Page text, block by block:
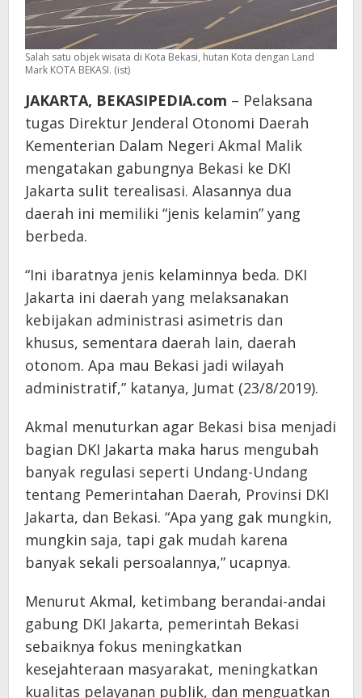
Salah satu objek wisata di Kota Bekasi, hutan Kota dengan Land
Mark KOTA BEKASI. (ist)
JAKARTA, BEKASIPEDIA.com – Pelaksana
tugas Direktur Jenderal Otonomi Daerah
Kementerian Dalam Negeri Akmal Malik
mengatakan gabungnya Bekasi ke DKI
Jakarta sulit terealisasi. Alasannya dua
daerah ini memiliki “jenis kelamin” yang
berbeda.
“Ini ibaratnya jenis kelaminnya beda. DKI
Jakarta ini daerah yang melaksanakan
kebijakan administrasi asimetris dan
khusus, sementara daerah lain, daerah
otonom. Apa mau Bekasi jadi wilayah
administratif,” katanya, Jumat (23/8/2019).
Akmal menuturkan agar Bekasi bisa menjadi
bagian DKI Jakarta maka harus mengubah
banyak regulasi seperti Undang-Undang
tentang Pemerintahan Daerah, Provinsi DKI
Jakarta, dan Bekasi. “Apa yang gak mungkin,
mungkin saja, tapi gak mudah karena
banyak sekali persoalannya,” ucapnya.
Menurut Akmal, ketimbang berandai-andai
gabung DKI Jakarta, pemerintah Bekasi
sebaiknya fokus meningkatkan
kesejahteraan masyarakat, meningkatkan
kualitas pelayanan publik, dan menguatkan